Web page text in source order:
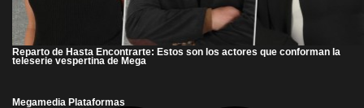
Reparto de Hasta Encontrarte: Estos son los actores que conforman la
teleserie vespertina de Mega
Megamedia Plataformas